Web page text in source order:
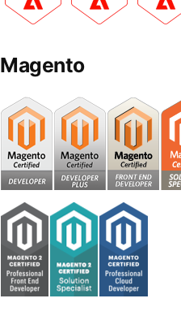
Magento